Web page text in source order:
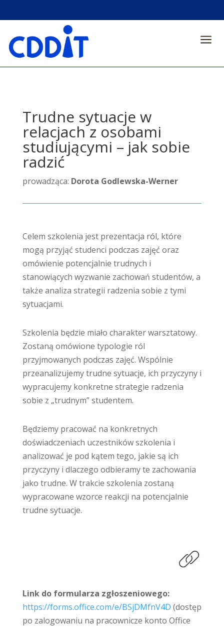
a
Trudne sytuacje w
relacjach z osobami
studiującymi – jak sobie
radzić
prowadząca: Dorota Godlewska-Werner
Celem szkolenia jest prezentacja ról, które
mogą przyjąć studenci podczas zajęć oraz
omówienie potencjalnie trudnych i
stanowiących wyzwanie zachowań studentów, a
także analiza strategii radzenia sobie z tymi
sytuacjami.
Szkolenia będzie miało charakter warsztatowy.
Zostaną omówione typologie ról
przyjmowanych podczas zajęć. Wspólnie
przeanalizujemy trudne sytuacje, ich przyczyny i
wypracujemy konkretne strategie radzenia
sobie z „trudnym” studentem.
Będziemy pracować na konkretnych
doświadczeniach uczestników szkolenia i
analizować je pod kątem tego, jakie są ich
przyczyny i dlaczego odbieramy te zachowania
jako trudne. W trakcie szkolenia zostaną
wypracowane wzorce reakcji na potencjalnie
trudne sytuacje.
Link do formularza zgłoszeniowego:
https://forms.office.com/e/BSjDMfnV4D (dostęp
po zalogowaniu na pracownicze konto Office